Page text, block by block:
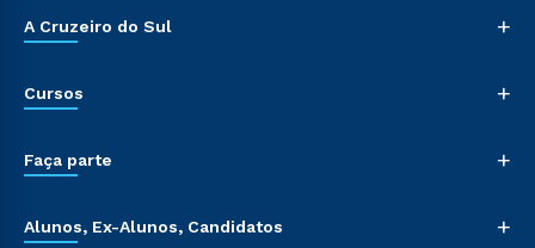
A Cruzeiro do Sul +
Cursos +
Faça parte +
Alunos, Ex-Alunos, Candidatos +